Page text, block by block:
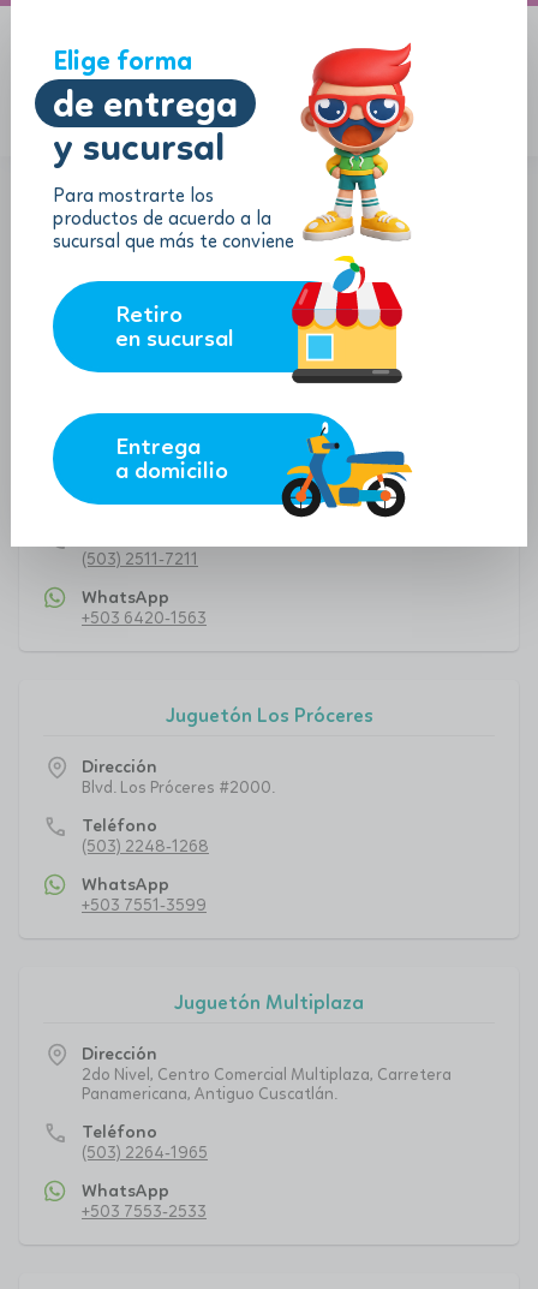
Elige forma
de entrega
y sucursal
Para mostrarte los
productos de acuerdo a la
sucursal que más te conviene
Retiro
en sucursal
Entrega
a domicilio
Contáctanos
Juguetón Masferrer
Dirección
Colonia y Paseo General Escalón #5150.
call
(503) 2511-7211
WhatsApp
+503 6420-1563
Juguetón Los Próceres
Dirección
Blvd. Los Próceres #2000.
call Teléfono
(503) 2248-1268
WhatsApp
+503 7551-3599
Juguetón Multiplaza
Dirección
2do Nivel, Centro Comercial Multiplaza, Carretera
Panamericana, Antiguo Cuscatlán.
call Teléfono
(503) 2264-1965
WhatsApp
+503 7553-2533